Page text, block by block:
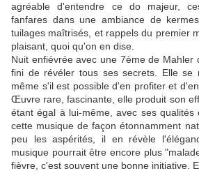
agréable d'entendre ce do majeur,
fanfares dans une ambiance de
tuilages maîtrisés, et rappels du premier
plaisant, quoi qu'on en dise.
Nuit enfiévrée avec une 7ème de Mahler
fini de révéler tous ses secrets. Elle se
même s'il est possible d'en profiter et
Œuvre rare, fascinante, elle produit son
étant égal à lui-même, avec ses qualités
cette musique de façon étonnamment
peu les aspérités, il en révèle
musique pourrait être encore plus
fièvre, c'est souvent une bonne initiative.